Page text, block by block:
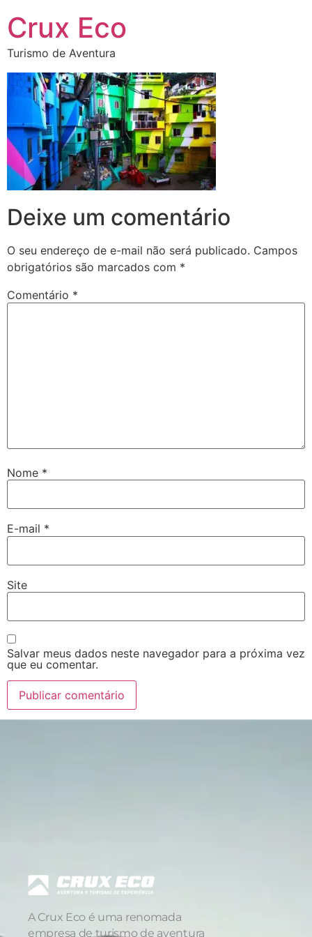
Crux Eco
Turismo de Aventura
Deixe um comentário
O seu endereço de e-mail não será publicado. Campos
obrigatórios são marcados com *
Comentário *
Nome *
E-mail *
Site
Salvar meus dados neste navegador para a próxima vez
que eu comentar.
A Crux Eco é uma renomada
empresa de turismo de aventura